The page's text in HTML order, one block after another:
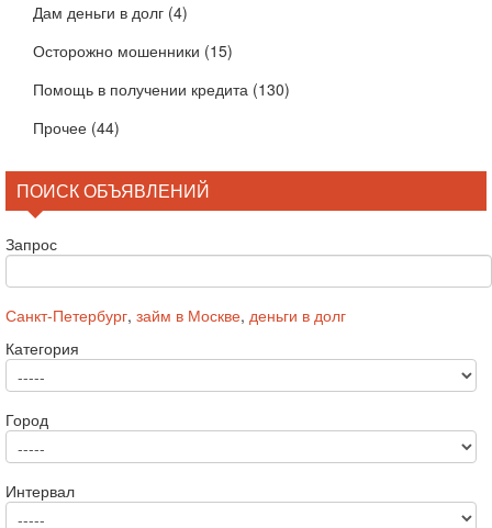
Дам деньги в долг (4)
Осторожно мошенники (15)
Помощь в получении кредита (130)
Прочее (44)
ПОИСК ОБЪЯВЛЕНИЙ
Запрос
Санкт-Петербург, займ в Москве, деньги в долг
Категория
Город
Интервал